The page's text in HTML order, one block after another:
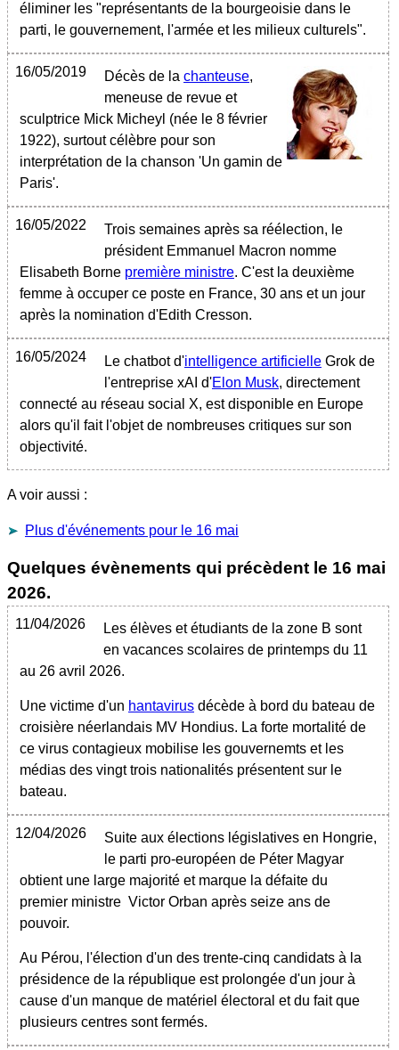
éliminer les "représentants de la bourgeoisie dans le
parti, le gouvernement, l'armée et les milieux culturels".
16/05/2019 Décès de la chanteuse,
meneuse de revue et
sculptrice Mick Micheyl (née le 8 février
1922), surtout célèbre pour son
interprétation de la chanson 'Un gamin de
Paris'.
16/05/2022
Trois semaines après sa réélection, le
président Emmanuel Macron nomme
Elisabeth Borne première ministre. C'est la deuxième
femme à occuper ce poste en France, 30 ans et un jour
après la nomination d'Edith Cresson.
16/05/2024 Le chatbot d'intelligence artificielle Grok de
l'entreprise xAI d'Elon Musk, directement
connecté au réseau social X, est disponible en Europe
alors qu'il fait l'objet de nombreuses critiques sur son
objectivité.
A voir aussi :
Plus d'événements pour le 16 mai
Quelques évènements qui précèdent le 16 mai
2026.
11/04/2026
Les élèves et étudiants de la zone B sont
en vacances scolaires de printemps du 11
au 26 avril 2026.
Une victime d'un hantavirus décède à bord du bateau de
croisière néerlandais MV Hondius. La forte mortalité de
ce virus contagieux mobilise les gouvernemts et les
médias des vingt trois nationalités présentent sur le
bateau.
12/04/2026
Suite aux élections législatives en Hongrie,
le parti pro-européen de Péter Magyar
obtient une large majorité et marque la défaite du
premier ministre Victor Orban après seize ans de
pouvoir.
Au Pérou, l'élection d'un des trente-cinq candidats à la
présidence de la république est prolongée d'un jour à
cause d'un manque de matériel électoral et du fait que
plusieurs centres sont fermés.